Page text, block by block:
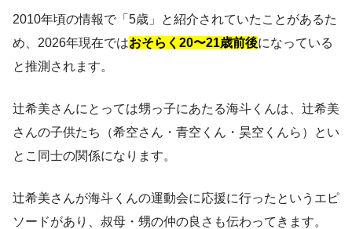
2010年頃の情報で「5歳」と紹介されていたことがあるた
め、2026年現在ではおそらく20〜21歳前後になっている
と推測されます。
辻希美さんにとっては甥っ子にあたる海斗くんは、辻希美
さんの子供たち（希空さん・青空くん・昊空くんら）とい
とこ同士の関係になります。
辻希美さんが海斗くんの運動会に応援に行ったというエピ
ソードがあり、叔母・甥の仲の良さも伝わってきます。